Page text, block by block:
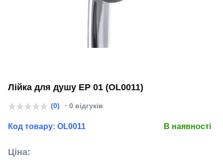
Лійка для душу EP 01 (OL0011)
(0) · 0 відгуків
Код товару: OL0011 В наявності
Ціна: